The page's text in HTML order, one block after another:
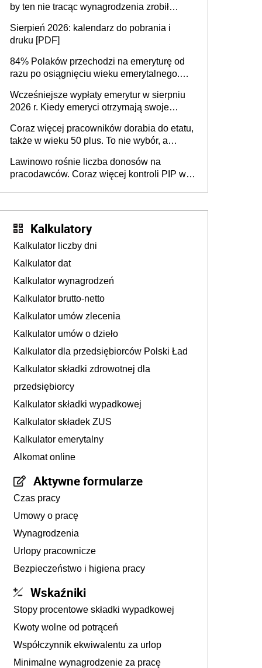
by ten nie tracąc wynagrodzenia zrobił
sprawdza
Sierpień 2026: kalendarz do pobrania i
druku [PDF]
84% Polaków przechodzi na emeryturę od
razu po osiągnięciu wieku emerytalnego.
dłużej, ale czy jest w stanie? Pracownicy
45+ to siła napędowa gospodarki
Wcześniejsze wypłaty emerytur w sierpniu
2026 r. Kiedy emeryci otrzymają swoje
Coraz więcej pracowników dorabia do etatu,
także w wieku 50 plus. To nie wybór, a
życia
Lawinowo rośnie liczba donosów na
pracodawców. Coraz więcej kontroli PIP w
Kalkulatory
Kalkulator liczby dni
Kalkulator dat
Kalkulator wynagrodzeń
Kalkulator brutto-netto
Kalkulator umów zlecenia
Kalkulator umów o dzieło
Kalkulator dla przedsiębiorców Polski Ład
Kalkulator składki zdrowotnej dla
przedsiębiorcy
Kalkulator składki wypadkowej
Kalkulator składek ZUS
Kalkulator emerytalny
Alkomat online
Aktywne formularze
Czas pracy
Umowy o pracę
Wynagrodzenia
Urlopy pracownicze
Bezpieczeństwo i higiena pracy
Wskaźniki
Stopy procentowe składki wypadkowej
Kwoty wolne od potrąceń
Współczynnik ekwiwalentu za urlop
Minimalne wynagrodzenie za pracę